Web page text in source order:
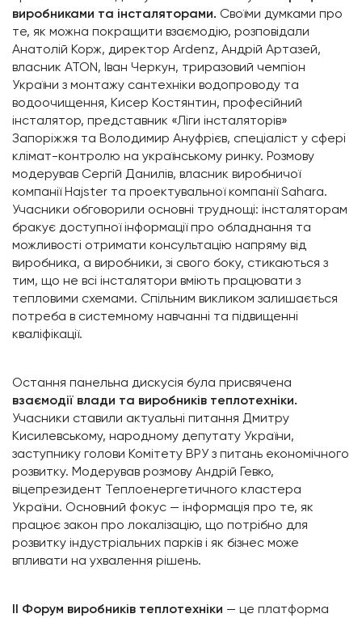
виробниками та інсталяторами. Своїми думками про
те, як можна покращити взаємодію, розповідали
Анатолій Корж, директор Ardenz, Андрій Артазей,
власник ATON, Іван Черкун, триразовий чемпіон
України з монтажу сантехніки водопроводу та
водоочищення, Кисер Костянтин, професійний
інсталятор, представник «Ліги інсталяторів»
Запоріжжя та Володимир Ануфрієв, спеціаліст у сфері
клімат-контролю на українському ринку. Розмову
модерував Сергій Данилів, власник виробничої
компанії Hajster та проектувальної компанії Sahara.
Учасники обговорили основні труднощі: інсталяторам
бракує доступної інформації про обладнання та
можливості отримати консультацію напряму від
виробника, а виробники, зі свого боку, стикаються з
тим, що не всі інсталятори вміють працювати з
тепловими схемами. Спільним викликом залишається
потреба в системному навчанні та підвищенні
кваліфікації.
Остання панельна дискусія була присвячена
взаємодії влади та виробників теплотехніки.
Учасники ставили актуальні питання Дмитру
Кисилевському, народному депутату України,
заступнику голови Комітету ВРУ з питань економічного
розвитку. Модерував розмову Андрій Гевко,
віцепрезидент Теплоенергетичного кластера
України. Основний фокус — інформація про те, як
працює закон про локалізацію, що потрібно для
розвитку індустріальних парків і як бізнес може
впливати на ухвалення рішень.
ІІ Форум виробників теплотехніки — це платформа